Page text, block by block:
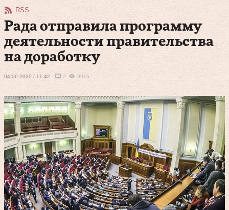
RSS
Рада отправила программу
деятельности правительства
на доработку
04.06.2020 / 11:42 2 9915